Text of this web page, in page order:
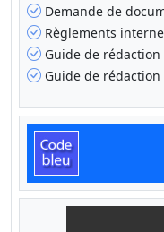
Demande de
Règlements
Guide de
Guide de rédaction